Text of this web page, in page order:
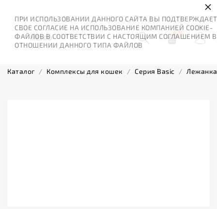
МЕНЮ
0
Каталог / Комплексы для кошек / Серия Basic /
ПРИ ИСПОЛЬЗОВАНИИ ДАННОГО САЙТА ВЫ
СВОЕ СОГЛАСИЕ НА ИСПОЛЬЗОВАНИЕ КОМПАНИЕЙ COOKIE-
ФАЙЛОВ В СООТВЕТСТВИИ С НАСТОЯЩИМ СОГЛАШЕНИЕМ В
ОТНОШЕНИИ ДАННОГО ТИПА ФАЙЛОВ
×